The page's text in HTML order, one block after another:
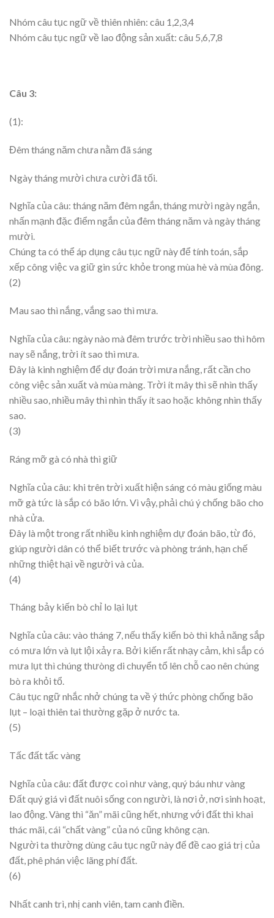
Nhóm câu tục ngữ về thiên nhiên: câu 1,2,3,4
Nhóm câu tục ngữ về lao động sản xuất: câu 5,6,7,8
Câu 3:
(1):
Đêm tháng năm chưa nằm đã sáng
Ngày tháng mười chưa cười đã tối.
Nghĩa của câu: tháng năm đêm ngắn, tháng mười ngày ngắn,
nhấn mạnh đặc điểm ngắn của đêm tháng năm và ngày tháng
mười.
Chúng ta có thể áp dụng câu tục ngữ này để tính toán, sắp
xếp công việc va giữ gìn sức khỏe trong mùa hè và mùa đông.
(2)
Mau sao thì nắng, vắng sao thì mưa.
Nghĩa của câu: ngày nào mà đêm trước trời nhiều sao thì hôm
nay sẽ nắng, trời ít sao thì mưa.
Đây là kinh nghiệm để dự đoán trời mưa nắng, rất cần cho
công việc sản xuất và mùa màng. Trời ít mây thì sẽ nhìn thấy
nhiều sao, nhiều mây thì nhìn thấy ít sao hoặc không nhìn thấy
sao.
(3)
Ráng mỡ gà có nhà thì giữ
Nghĩa của câu: khi trên trời xuất hiện sáng có màu giống màu
mỡ gà tức là sắp có bão lớn. Vì vậy, phải chú ý chống bão cho
nhà cửa.
Đây là một trong rất nhiều kinh nghiệm dự đoán bão, từ đó,
giúp người dân có thể biết trước và phòng tránh, hạn chế
những thiệt hại về người và của.
(4)
Tháng bảy kiến bò chỉ lo lại lụt
Nghĩa của câu: vào tháng 7, nếu thấy kiến bò thì khả năng sắp
có mưa lớn và lụt lội xảy ra. Bởi kiến rất nhạy cảm, khi sắp có
mưa lụt thì chúng thưòng di chuyển tổ lên chỗ cao nên chúng
bò ra khỏi tổ.
Câu tục ngữ nhắc nhở chúng ta về ý thức phòng chống bão
lụt – loại thiên tai thường gặp ở nước ta.
(5)
Tấc đất tấc vàng
Nghĩa của câu: đất được coi như vàng, quý báu như vàng
Đất quý giá vì đất nuôi sống con người, là nơi ở, nơi sinh hoạt,
lao động. Vàng thì “ăn” mãi cũng hết, nhưng với đất thì khai
thác mãi, cái “chất vàng” của nó cũng không cạn.
Người ta thường dùng câu tục ngữ này để đề cao giá trị của
đất, phê phán việc lãng phí đất.
(6)
Nhất canh trì, nhị canh viên, tam canh điền.